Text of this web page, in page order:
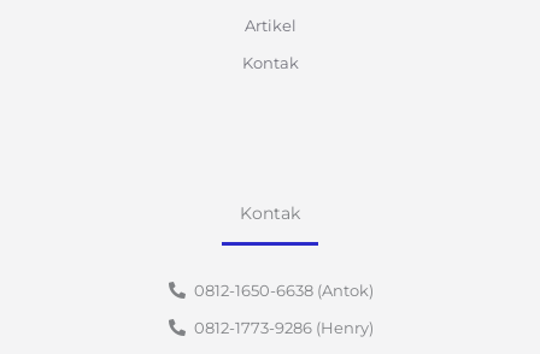
Artikel
Kontak
Kontak
0812-1650-6638 (Antok)
0812-1773-9286 (Henry)